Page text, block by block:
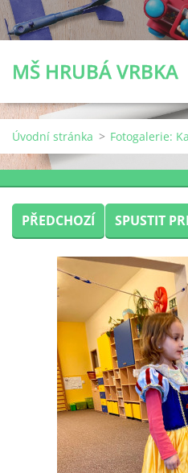
MŠ HRUBÁ VRBKA
Úvodní stránka > Fotogalerie:
PŘEDCHOZÍ SPUSTIT